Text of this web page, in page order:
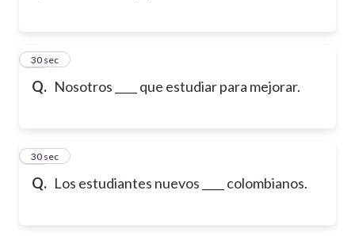
Q. Nosotros ____ que estudiar para mejorar.
17
30 sec
Q. Los estudiantes nuevos ____ colombianos.
18
30 sec